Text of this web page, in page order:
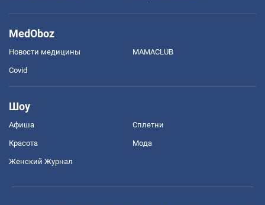
MedOboz
Новости медицины MAMACLUB
Covid
Шоу
Афиша Сплетни
Красота Мода
Женский Журнал